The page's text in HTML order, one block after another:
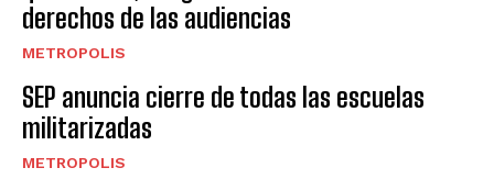
derechos de las audiencias
METROPOLIS
SEP anuncia cierre de todas las escuelas
militarizadas
METROPOLIS